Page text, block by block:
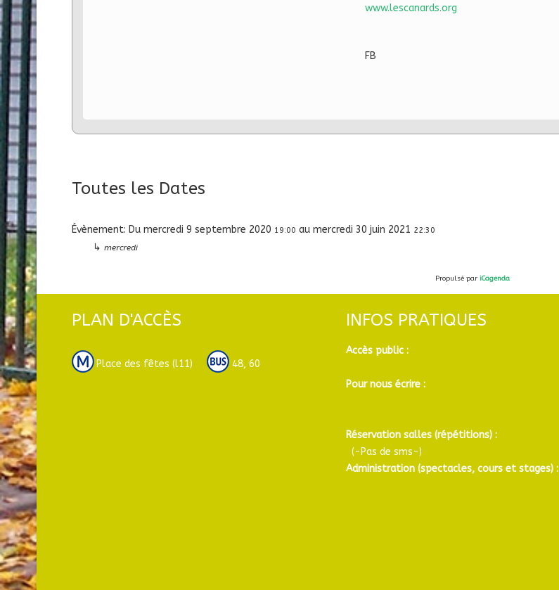
www.lescanards.org
FB
Toutes les Dates
Évènement: Du mercredi 9 septembre 2020 19:00 au mercredi 30 juin 2021 22:30
↳ mercredi
Propulsé par iCagenda
PLAN D'ACCÈS
Place des fêtes (l11) 48, 60
INFOS PRATIQUES
Accès public :
Pour nous écrire :
Réservation salles (répétitions) :
(-Pas de sms-)
Administration (spectacles, cours et stages) :